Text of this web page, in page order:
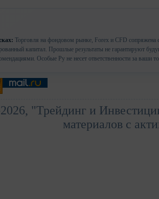
Торговля на фондовом рынке, Forex и CFD сопряжена
капитал. Прошлые результаты не гарантируют
Особые Ру не несет ответственности за ваши
"Трейдинг и
материалов с